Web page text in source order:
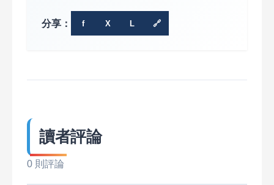
分享： f X L 🔗
讀者評論
0 則評論